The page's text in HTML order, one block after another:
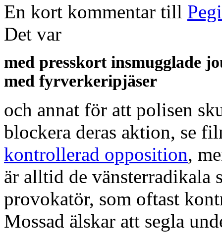
En kort kommentar till
Det var
med presskort insmugglade
med fyrverkeripjäser
och annat för att polisen
blockera deras aktion, se
kontrollerad opposition,
är alltid de vänsterradikala
provokatör, som oftast
Mossad älskar att segla